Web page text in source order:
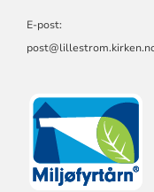
E-post: